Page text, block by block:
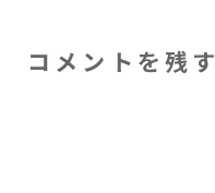
コメントを残す